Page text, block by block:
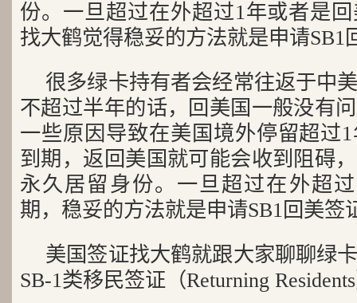
份。一旦超过在外超过1年或者是
找大鹤觉得稳妥的方法就是申请SB1
很多绿卡持有者会经常往返于中
不超过半年的话，回美国一般没有
一些原因导致在美国境外停留超过
到期，返回美国就可能会收到阻碍
永久居留身份。一旦超过在外超
期，稳妥的方法就是申请SB1回美签
美国签证找大鹤就跟大家聊聊绿
SB-1类移民签证（Returning